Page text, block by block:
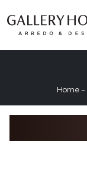
Home-